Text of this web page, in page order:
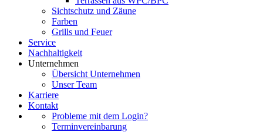
Sichtschutz und Zäune
Farben
Grills und Feuer
Service
Nachhaltigkeit
Unternehmen
Übersicht Unternehmen
Unser Team
Karriere
Kontakt
Probleme mit dem Login?
Terminvereinbarung